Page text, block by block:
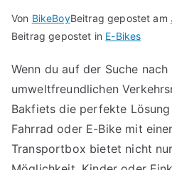
Von BikeBoyBeitrag gepostet am
Beitrag gepostet in E-Bikes
Wenn du auf der Suche
umweltfreundlichen
Bakfiets die perfekte
Fahrrad oder E-Bike mit
Transportbox bietet nicht